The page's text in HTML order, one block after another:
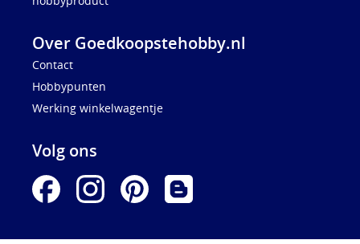
Over Goedkoopstehobby.nl
Contact
Hobbypunten
Werking winkelwagentje
Volg ons